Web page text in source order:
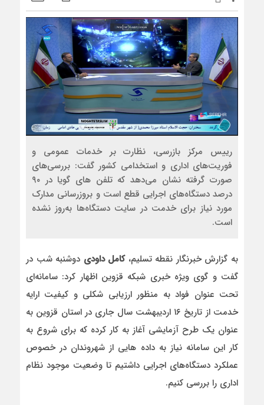
رییس مرکز بازرسی، نظارت بر خدمات عمومی و
فوریت‌های اداری و استخدامی کشور گفت: بررسی‌های
صورت گرفته نشان می‌دهد که تلفن های گویا در ۹۰
درصد دستگاه‌های اجرایی قطع است و بروزرسانی مدارک
مورد نیاز برای خدمت در سایت دستگاه‌ها به‌روز نشده
است.
به گزارش خبرنگار نقطه تسلیم،کامل داودی دوشنبه شب در
گفت و گوی ویژه خبری شبکه قزوین اظهار کرد: سامانه‌ای
تحت عنوان فواد به منظور ارزیابی شکلی و کیفیت ارایه
خدمت از تاریخ ۱۶ اردیبهشت سال جاری در استان قزوین به
عنوان یک طرح آزمایشی آغاز به کار کرده که برای شروع به
کار این سامانه نیاز به داده هایی از شهروندان در خصوص
عملکرد دستگاه‌های اجرایی داشتیم تا وضعیت موجود نظام
اداری را بررسی کنیم.